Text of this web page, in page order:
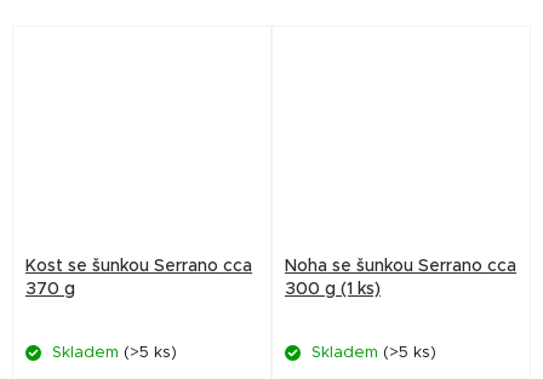
Kost se šunkou Serrano cca
370 g
Skladem (>5 ks)
Noha se šunkou Serrano cca
300 g (1 ks)
Skladem (>5 ks)